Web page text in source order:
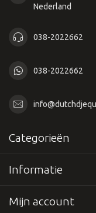
Nederland
038-2022662
038-2022662
Categorieën
Informatie
Mijn account